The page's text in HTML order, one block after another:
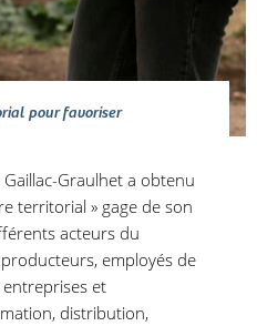
pour favoriser
Graulhet a obtenu
territorial » gage de son
acteurs du
employés de
et
distribution,